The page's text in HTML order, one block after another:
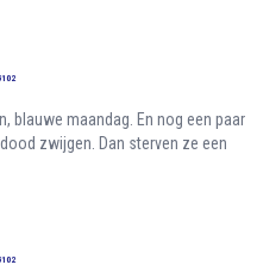
blauwe maandag. En nog een paar
zwijgen. Dan sterven ze een